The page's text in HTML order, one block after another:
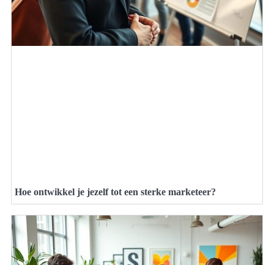
Hoe ontwikkel je jezelf tot een sterke marketeer?